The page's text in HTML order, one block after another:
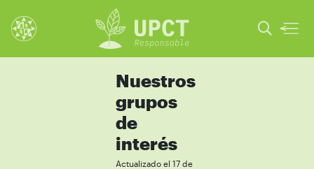
Nuestros
grupos
de
interés
Actualizado el 17 de